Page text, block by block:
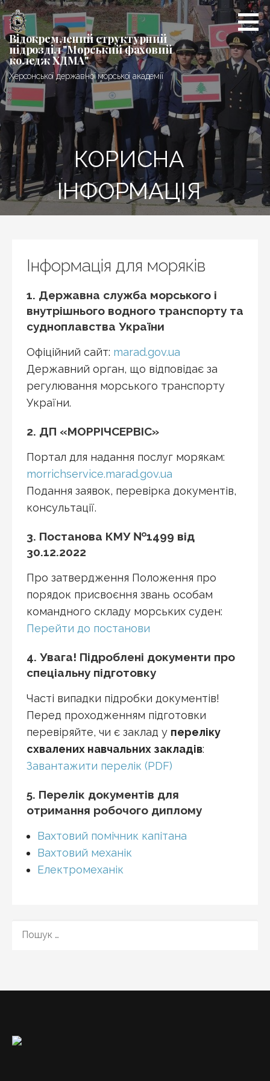
Перейти
до
вмісту
Відокремлений структурний
підрозділ "Морський фаховий
коледж ХДМА"
Херсонської державної морської академії
КОРИСНА
ІНФОРМАЦІЯ
Інформація для моряків
1. Державна служба морського і
внутрішнього водного транспорту та
судноплавства України
Офіційний сайт: marad.gov.ua
Державний орган, що відповідає за
регулювання морського транспорту
України.
2. ДП «МОРРІЧСЕРВІС»
Портал для надання послуг морякам:
morrichservice.marad.gov.ua
Подання заявок, перевірка документів,
консультації.
3. Постанова КМУ №1499 від
30.12.2022
Про затвердження Положення про
порядок присвоєння звань особам
командного складу морських суден:
Перейти до постанови
4. Увага! Підроблені документи про
спеціальну підготовку
Часті випадки підробки документів!
Перед проходженням підготовки
перевіряйте, чи є заклад у переліку
схвалених навчальних закладів:
Завантажити перелік (PDF)
5. Перелік документів для
отримання робочого диплому
Вахтовий помічник капітана
Вахтовий механік
Електромеханік